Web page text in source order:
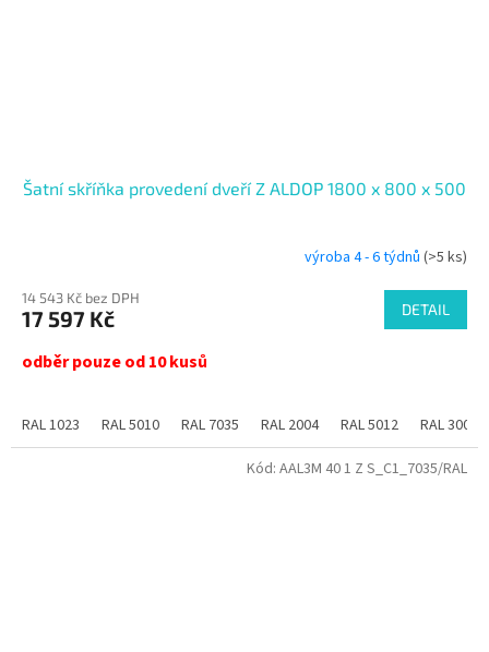
Šatní skříňka provedení dveří Z ALDOP 1800 x 800 x 500
výroba 4 - 6 týdnů (>5 ks)
14 543 Kč bez DPH
17 597 Kč DETAIL
odběr pouze od 10 kusů
RAL 1023 RAL 5010 RAL 7035 RAL 2004 RAL 5012 RAL 3000
Kód: AAL3M 40 1 Z S_C1_7035/RAL